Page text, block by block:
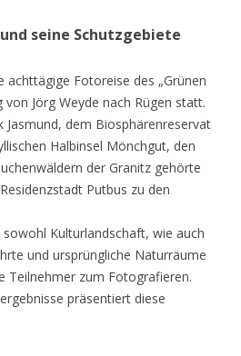
seine Schutzgebiete
achttägige Fotoreise des „Grünen
von Jörg Weyde nach Rügen statt.
dem Biosphärenreservat
Halbinsel Mönchgut, den
der Granitz gehörte
Putbus zu den
Kulturlandschaft, wie auch
und ursprüngliche Naturräume
Teilnehmer zum Fotografieren.
präsentiert diese